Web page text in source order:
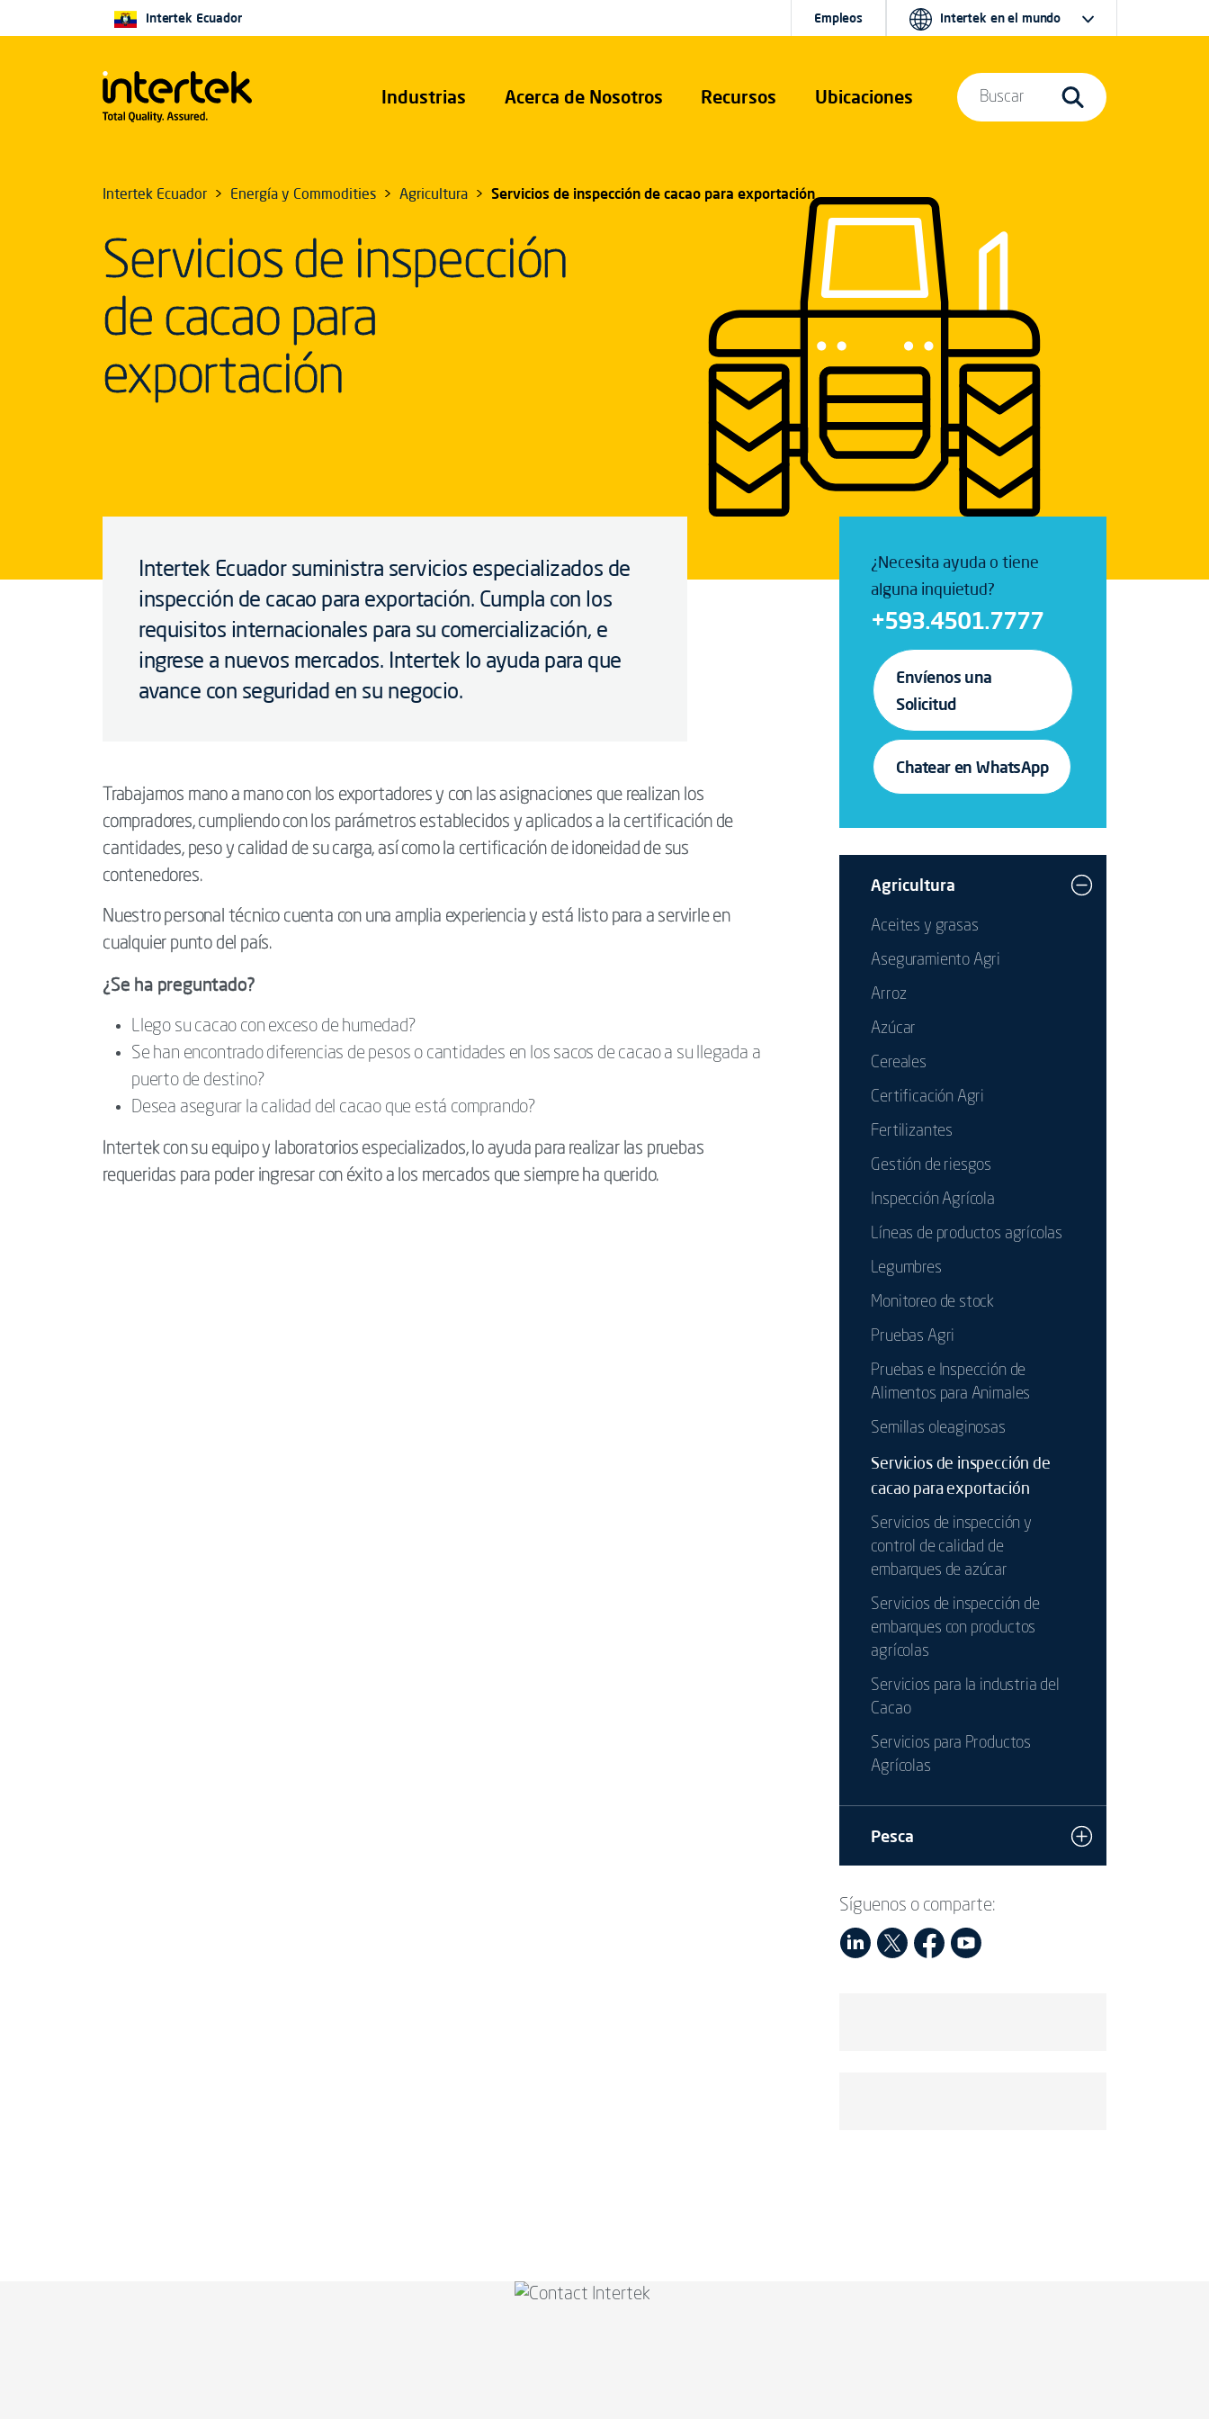
Industrias Acerca de Nosotros Recursos Ubicaciones
Intertek Ecuador Empleos Intertek en el mundo
Buscar
Intertek Ecuador Energía y Commodities Agricultura Servicios de inspección de cacao para exportación
Servicios de inspección
de cacao para
exportación
Intertek Ecuador suministra servicios especializados de
inspección de cacao para exportación. Cumpla con los
requisitos internacionales para su comercialización, e
ingrese a nuevos mercados. Intertek lo ayuda para que
avance con seguridad en su negocio.
Trabajamos mano a mano con los exportadores y con las asignaciones que realizan los
compradores, cumpliendo con los parámetros establecidos y aplicados a la certificación de
cantidades, peso y calidad de su carga, así como la certificación de idoneidad de sus
contenedores.
Nuestro personal técnico cuenta con una amplia experiencia y está listo para a servirle en
cualquier punto del país.
¿Se ha preguntado?
Llego su cacao con exceso de humedad?
Se han encontrado diferencias de pesos o cantidades en los sacos de cacao a su llegada a
puerto de destino?
Desea asegurar la calidad del cacao que está comprando?
Intertek con su equipo y laboratorios especializados, lo ayuda para realizar las pruebas
requeridas para poder ingresar con éxito a los mercados que siempre ha querido.
¿Necesita ayuda o tiene
alguna inquietud?
+593.4501.7777
Envíenos una
Solicitud
Chatear en WhatsApp
Agricultura
Aceites y grasas
Aseguramiento Agri
Arroz
Azúcar
Cereales
Certificación Agri
Fertilizantes
Gestión de riesgos
Inspección Agrícola
Líneas de productos agrícolas
Legumbres
Monitoreo de stock
Pruebas Agri
Pruebas e Inspección de
Alimentos para Animales
Semillas oleaginosas
Servicios de inspección de
cacao para exportación
Servicios de inspección y
control de calidad de
embarques de azúcar
Servicios de inspección de
embarques con productos
agrícolas
Servicios para la industria del
Cacao
Servicios para Productos
Agrícolas
Pesca
Síguenos o comparte: